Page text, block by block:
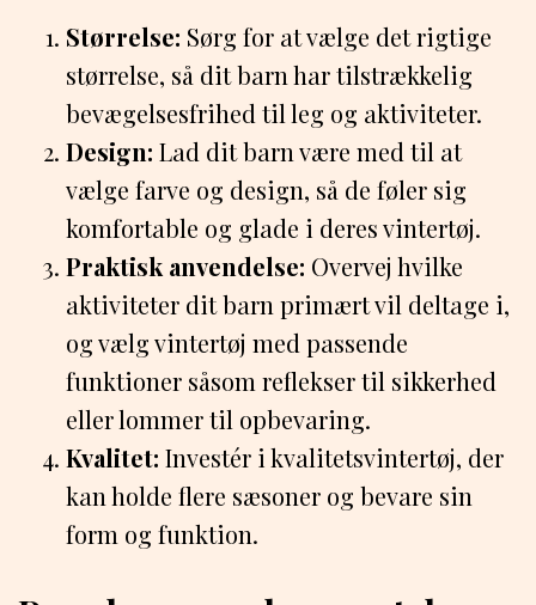
Størrelse: Sørg for at vælge det rigtige
størrelse, så dit barn har tilstrækkelig
bevægelsesfrihed til leg og aktiviteter.
Design: Lad dit barn være med til at
vælge farve og design, så de føler sig
komfortable og glade i deres vintertøj.
Praktisk anvendelse: Overvej hvilke
aktiviteter dit barn primært vil deltage i,
og vælg vintertøj med passende
funktioner såsom reflekser til sikkerhed
eller lommer til opbevaring.
Kvalitet: Investér i kvalitetsvintertøj, der
kan holde flere sæsoner og bevare sin
form og funktion.